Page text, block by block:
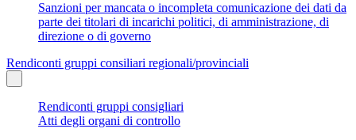
Sanzioni per mancata o incompleta comunicazione dei dati da
parte dei titolari di incarichi politici, di amministrazione, di
direzione o di governo
Rendiconti gruppi consiliari regionali/provinciali
Rendiconti gruppi consigliari
Atti degli organi di controllo